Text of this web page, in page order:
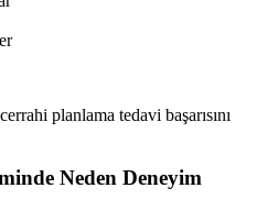
planlama tedavi başarısını
Neden Deneyim